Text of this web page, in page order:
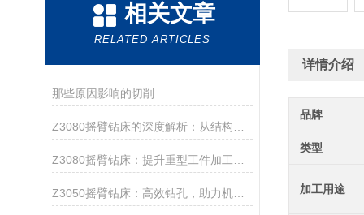
相关文章
RELATED ARTICLES
那些原因影响的切削
Z3050摇臂钻床：高效钻孔，助力机械加工
详情介绍
品牌
类型
加工用途